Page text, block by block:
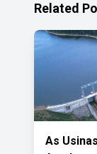
Related
As